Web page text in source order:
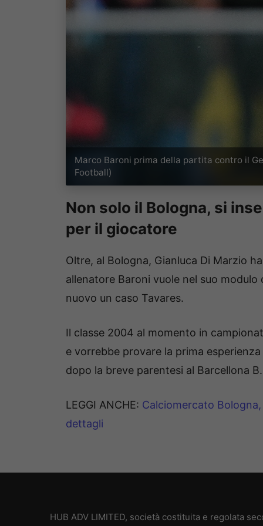
Marco Baroni prima della partita contro il
Football)
Non solo il Bologna, si
per il giocatore
Oltre, al Bologna, Gianluca Di Marzio
allenatore Baroni vuole nel suo
nuovo un caso Tavares.
Il classe 2004 al momento in
e vorrebbe provare la prima
dopo la breve parentesi al Barcellona B.
LEGGI ANCHE: Calciomercato
dettagli
HUB ADV LIMITED, società costituita e regolata